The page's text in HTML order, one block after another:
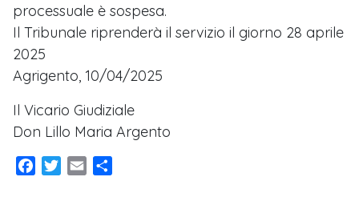
processuale è sospesa.
Il Tribunale riprenderà il servizio il giorno 28 aprile
2025
Agrigento, 10/04/2025
Il Vicario Giudiziale
Don Lillo Maria Argento
Facebook
TwitterEmail